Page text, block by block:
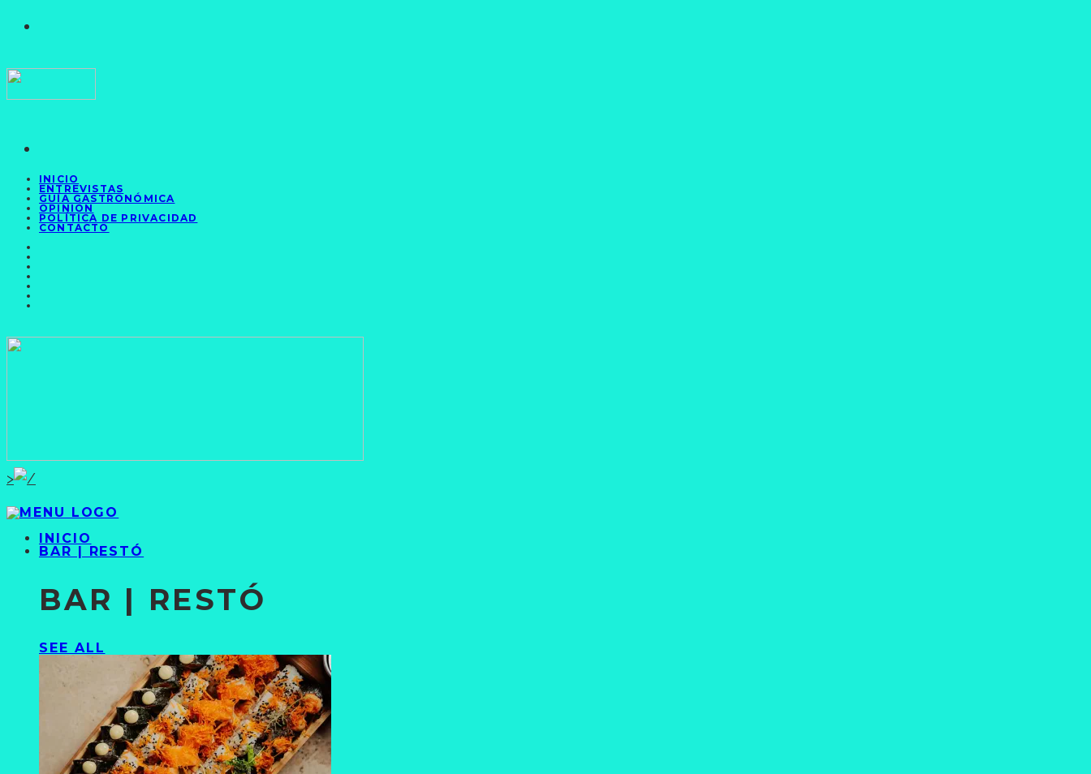
INICIO
ENTREVISTAS
GUÍA GASTRONÓMICA
OPINIÓN
POLÍTICA DE PRIVACIDAD
CONTACTO
>
INICIO
BAR | RESTÓ
BAR | RESTÓ
SEE ALL